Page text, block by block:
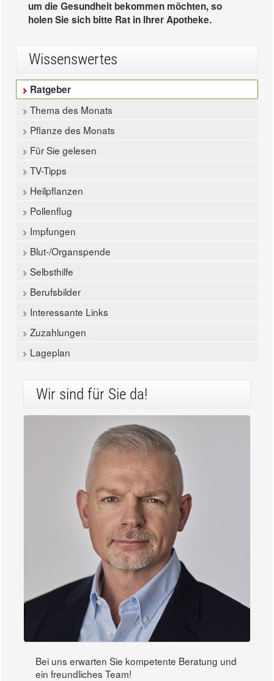
um die Gesundheit bekommen möchten, so
holen Sie sich bitte Rat in Ihrer Apotheke.
Wissenswertes
Ratgeber
Thema des Monats
Pflanze des Monats
Für Sie gelesen
TV-Tipps
Heilpflanzen
Pollenflug
Impfungen
Blut-/Organspende
Selbsthilfe
Berufsbilder
Interessante Links
Zuzahlungen
Lageplan
Wir sind für Sie da!
Bei uns erwarten Sie kompetente Beratung und
ein freundliches Team!